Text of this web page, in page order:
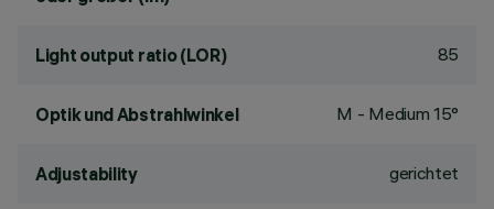
Light output ratio (LOR) 85
Optik und Abstrahlwinkel M - Medium 15°
Adjustability gerichtet